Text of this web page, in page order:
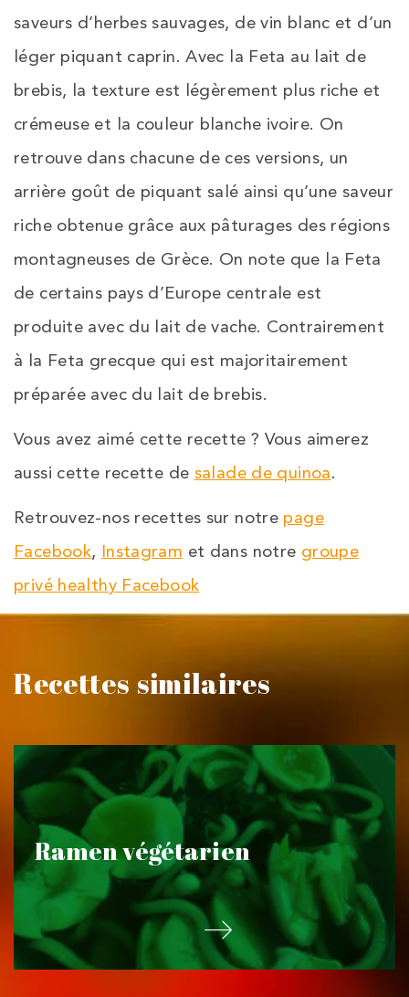
saveurs d’herbes sauvages, de vin blanc et d’un
léger piquant caprin. Avec la Feta au lait de
brebis, la texture est légèrement plus riche et
crémeuse et la couleur blanche ivoire. On
retrouve dans chacune de ces versions, un
arrière goût de piquant salé ainsi qu’une saveur
riche obtenue grâce aux pâturages des régions
montagneuses de Grèce. On note que la Feta
de certains pays d’Europe centrale est
produite avec du lait de vache. Contrairement
à la Feta grecque qui est majoritairement
préparée avec du lait de brebis.
Vous avez aimé cette recette ? Vous aimerez
aussi cette recette de salade de quinoa.
Retrouvez-nos recettes sur notre page
Facebook, Instagram et dans notre groupe
privé healthy Facebook
Recettes similaires
Ramen végétarien